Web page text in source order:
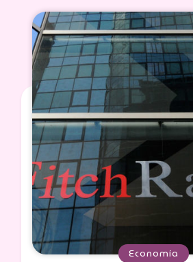
Economía